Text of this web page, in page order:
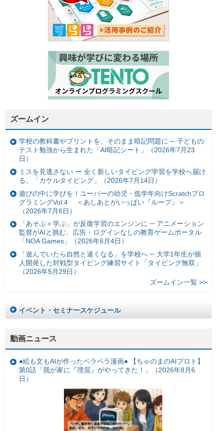
ズームイン
学校の教科書やプリントを、そのまま暗記問題に ─ 子どもの
テスト勉強から生まれた「AI暗記シート」（2026年7月23
日）
ミスを見逃さない ー 全く新しいタイピング学習を学校へ届け
る。「カケルタイピング」（2026年7月14日）
遊びの中に学びを！ユーバーの幼児・低学年向けScratchプロ
グラミングVol.4 ＜あしあとがいっぱい『ループ』＞
（2026年7月6日）
「あそぶ＋学ぶ」が反復学習のエンジンに ─ アニメーション
監督がAIと挑む、広告・ログインなしの教育ゲームポータル
「NOA Games」（2026年6月4日）
「遊んでいたら自然と速くなる」を学校へ ─ 大学1年生が個
人開発した対戦型タイピング練習サイト「タイピング無双」
（2026年5月29日）
ズームイン一覧 >>
イベント・セミナースケジュール
動画ニュース
●絵も文もAIが作ったペラペラ漫画● 【ちゃのまのAIプロト】
第0話「我が家に『理屈』がやってきた！」（2026年8月6
日）